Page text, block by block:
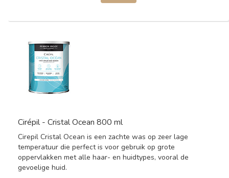
Cirépil - Cristal Ocean 800 ml
Cirepil Cristal Ocean is een zachte was op zeer lage
temperatuur die perfect is voor gebruik op grote
oppervlakken met alle haar- en huidtypes, vooral de
gevoelige huid.